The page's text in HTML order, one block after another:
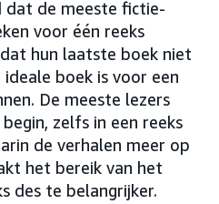
dat de meeste fictie-
voor één reeks
hun laatste boek niet
boek is voor een
De meeste lezers
zelfs in een reeks
de verhalen meer op
het bereik van het
des te belangrijker.